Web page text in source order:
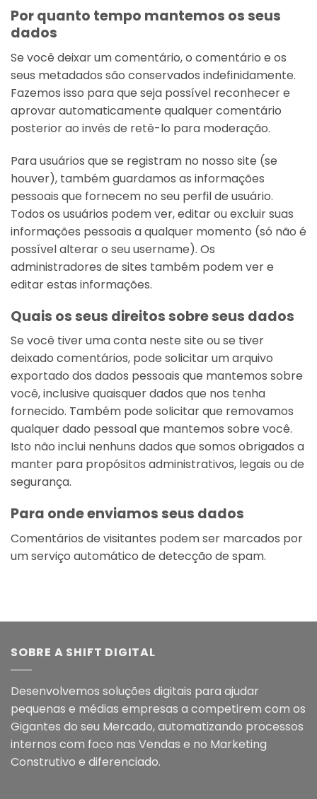
Por quanto tempo mantemos os seus
dados
Se você deixar um comentário, o comentário e os
seus metadados são conservados indefinidamente.
Fazemos isso para que seja possível reconhecer e
aprovar automaticamente qualquer comentário
posterior ao invés de retê-lo para moderação.
Para usuários que se registram no nosso site (se
houver), também guardamos as informações
pessoais que fornecem no seu perfil de usuário.
Todos os usuários podem ver, editar ou excluir suas
informações pessoais a qualquer momento (só não é
possível alterar o seu username). Os
administradores de sites também podem ver e
editar estas informações.
Quais os seus direitos sobre seus dados
Se você tiver uma conta neste site ou se tiver
deixado comentários, pode solicitar um arquivo
exportado dos dados pessoais que mantemos sobre
você, inclusive quaisquer dados que nos tenha
fornecido. Também pode solicitar que removamos
qualquer dado pessoal que mantemos sobre você.
Isto não inclui nenhuns dados que somos obrigados a
manter para propósitos administrativos, legais ou de
segurança.
Para onde enviamos seus dados
Comentários de visitantes podem ser marcados por
um serviço automático de detecção de spam.
SOBRE A SHIFT DIGITAL
Desenvolvemos soluções digitais para ajudar
pequenas e médias empresas a competirem com os
Gigantes do seu Mercado, automatizando processos
internos com foco nas Vendas e no Marketing
Construtivo e diferenciado.